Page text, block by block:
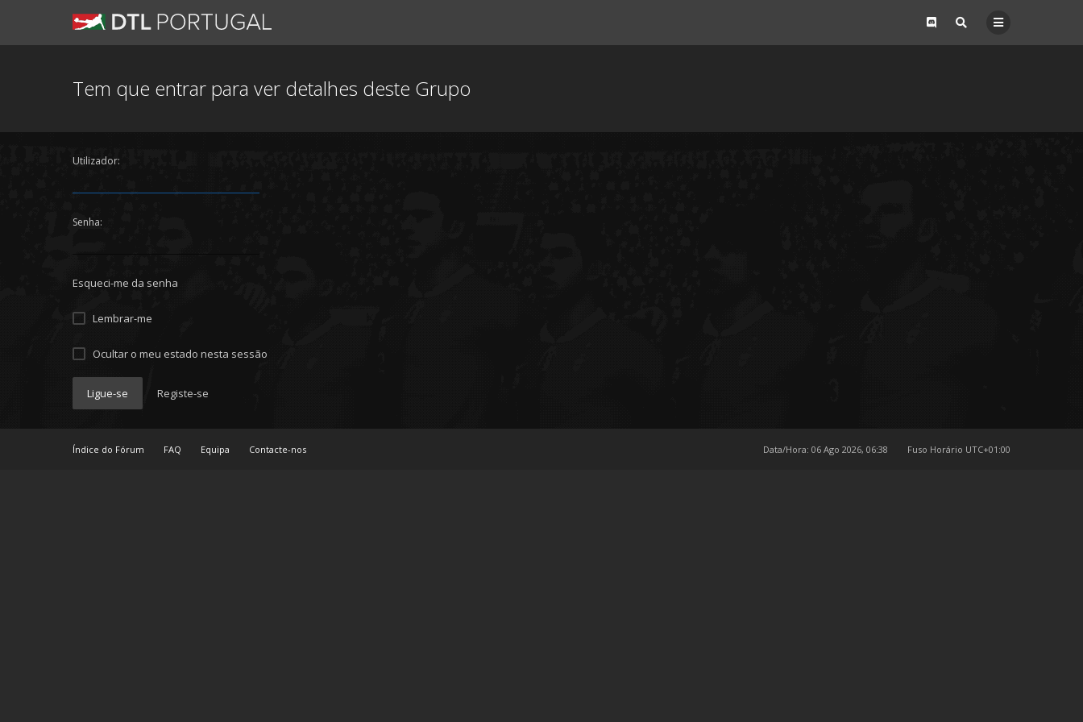
Tem que entrar para ver detalhes deste Grupo
Utilizador:
Senha:
Esqueci-me da senha
Lembrar-me
Ocultar o meu estado nesta sessão
Ligue-se Registe-se
Índice do Fórum FAQ Equipa Contacte-nos Fuso Horário UTC+01:00
Data/Hora: 06 Ago 2026, 06:38